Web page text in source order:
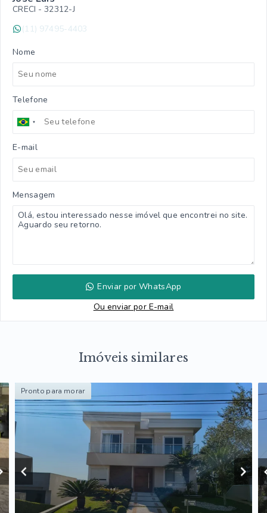
CRECI - 32312-J
(11) 97495-4403
Nome
Telefone
E-mail
Mensagem
Enviar por WhatsApp
Ou enviar por E-mail
Imóveis similares
Pronto para morar